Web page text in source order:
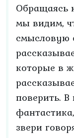
Обращаясь
мы видим,
смысловую
которые в
поверить. В
звери